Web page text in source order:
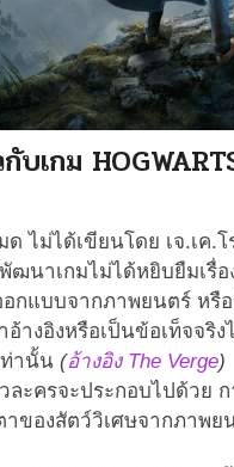
บเกม
ด ไม่ได้เขียนโดย เจ.เค.
ฒนาเกมไม่ได้หยิบยืมเรื่
กแบบจากภาพยนตร์ หรื
อ้างอิงหรือเป็นข้อเท็จจริง
ท่านั้น(อ้างอิง The Verge)
ะครจะประกอบไปด้วย
าของสัตว์วิเศษจากภาพ